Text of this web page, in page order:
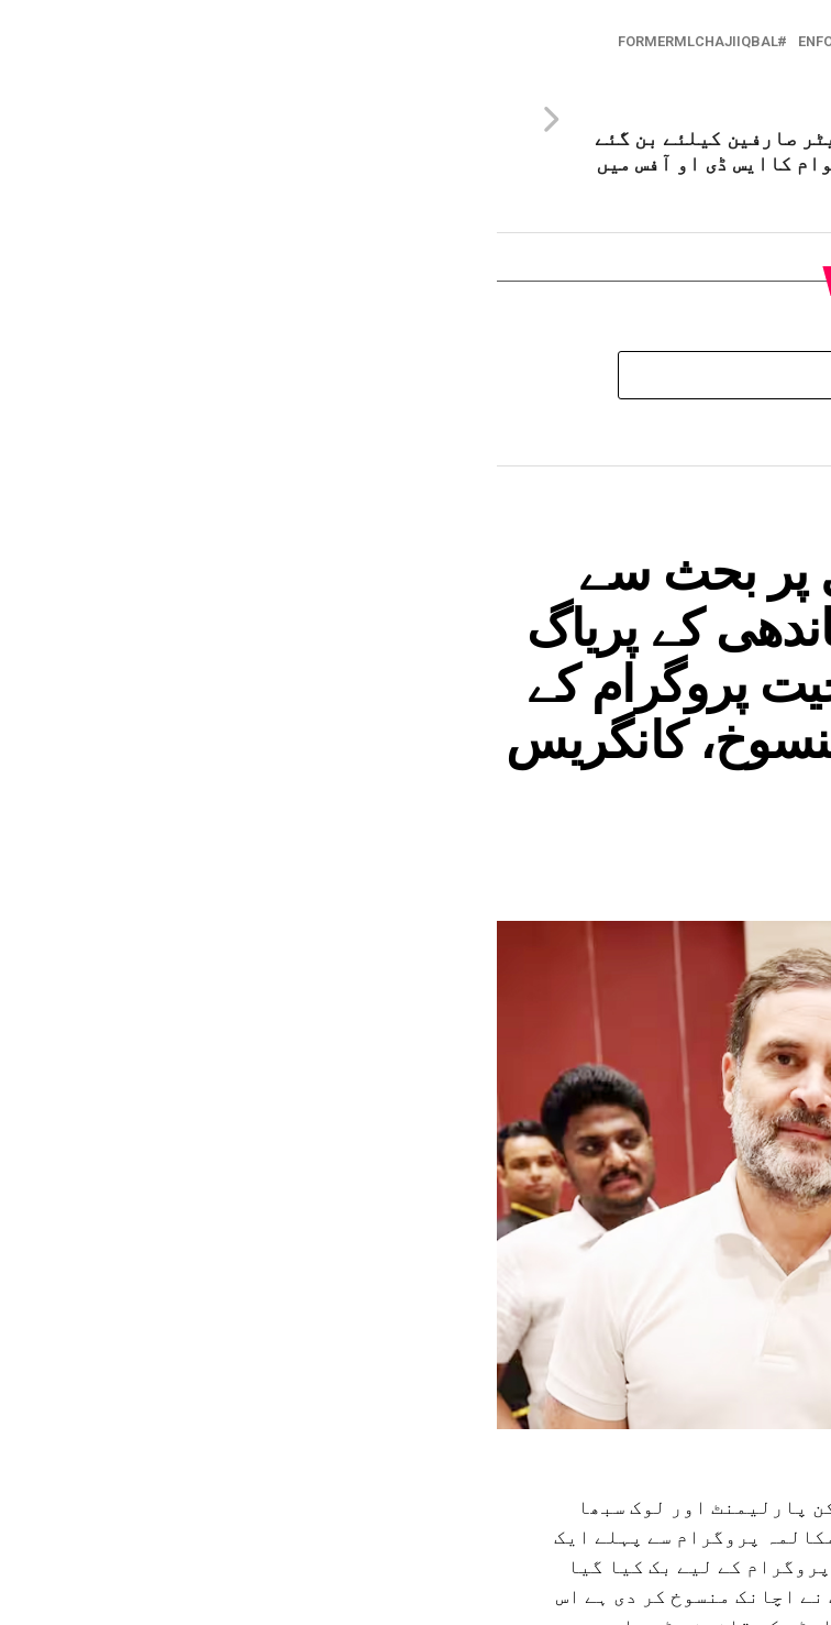
FORMERMLCHAJIIQBAL
صارفین کیلئے بن گئے
کاایس ڈی او آفس میں
پر بحث سے
کے پریاگ
پروگرام کے
کانگریس
پارلیمنٹ اور لوک سبھا
پروگرام سے پہلے ایک
ہونے والے پروگرام کے لیے بک کیا گیا
اچانک منسوخ کر دی ہے اس